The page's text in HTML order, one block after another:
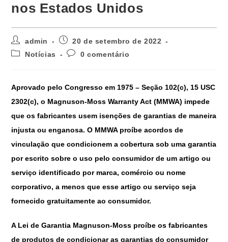
nos Estados Unidos
admin
20 de setembro de 2022
Notícias
0 comentário
Aprovado pelo Congresso em 1975 – Seção 102(c), 15 USC
2302(c), o Magnuson-Moss Warranty Act (MMWA) impede
que os fabricantes usem isenções de garantias de maneira
injusta ou enganosa. O MMWA proíbe acordos de
vinculação que condicionem a cobertura sob uma garantia
por escrito sobre o uso pelo consumidor de um artigo ou
serviço identificado por marca, comércio ou nome
corporativo, a menos que esse artigo ou serviço seja
fornecido gratuitamente ao consumidor.
A Lei de Garantia Magnuson-Moss proíbe os fabricantes
de produtos de condicionar as garantias do consumidor